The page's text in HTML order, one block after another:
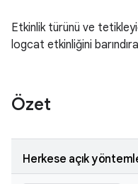
Etkinlik türünü ve
logcat etkinliğini
Özet
Herkese açık